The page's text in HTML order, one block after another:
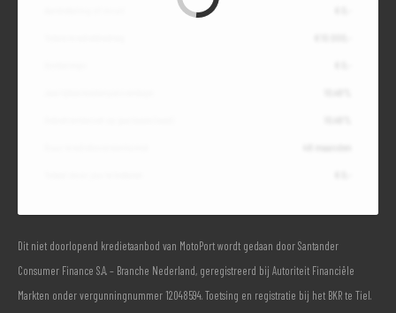
Dit niet doorlopend kredietaanbod van MotoPort wordt gedaan door Santander
Consumer Finance S.A. – Branche Nederland, geregistreerd bij Autoriteit Financiële
Markten onder vergunningnummer 12048594. Toetsing en registratie bij het BKR te Tiel.